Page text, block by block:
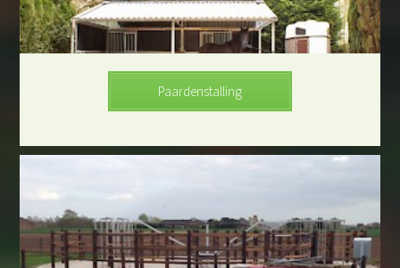
Paardenstalling